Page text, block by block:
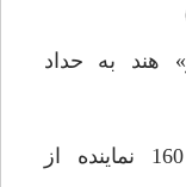
هند به حداد
در نامه‏اى به رئيس جمهور، 160 نماينده از